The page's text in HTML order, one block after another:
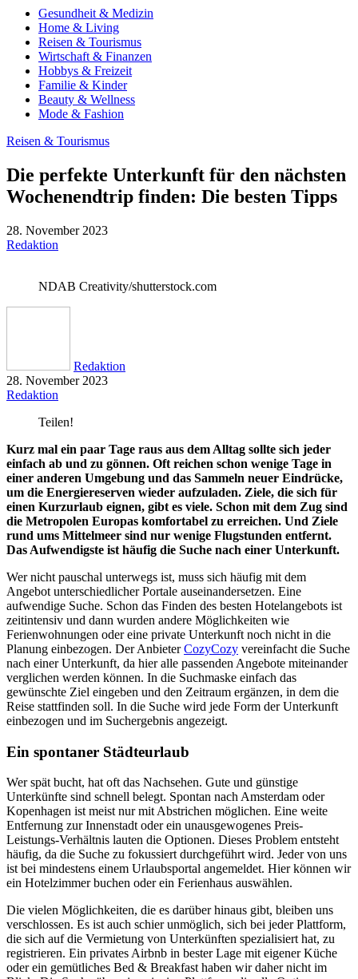
Gesundheit & Medizin
Home & Living
Reisen & Tourismus
Wirtschaft & Finanzen
Hobbys & Freizeit
Familie & Kinder
Beauty & Wellness
Mode & Fashion
Reisen & Tourismus
Die perfekte Unterkunft für den nächsten
Wochenendtrip finden: Die besten Tipps
28. November 2023
Redaktion
NDAB Creativity/shutterstock.com
Redaktion
28. November 2023
Redaktion
Teilen!
Kurz mal ein paar Tage raus aus dem Alltag sollte sich jeder
einfach ab und zu gönnen. Oft reichen schon wenige Tage in
einer anderen Umgebung und das Sammeln neuer Eindrücke,
um die Energiereserven wieder aufzuladen. Ziele, die sich für
einen Kurzurlaub eignen, gibt es viele. Schon mit dem Zug sind
die Metropolen Europas komfortabel zu erreichen. Und Ziele
rund ums Mittelmeer sind nur wenige Flugstunden entfernt.
Das Aufwendigste ist häufig die Suche nach einer Unterkunft.
Wer nicht pauschal unterwegs ist, muss sich häufig mit dem
Angebot unterschiedlicher Portale auseinandersetzen. Eine
aufwendige Suche. Schon das Finden des besten Hotelangebots ist
zeitintensiv und dann wurden andere Möglichkeiten wie
Ferienwohnungen oder eine private Unterkunft noch nicht in die
Planung einbezogen. Der AnbieterCozyCozy vereinfacht die Suche
nach einer Unterkunft, da hier alle passenden Angebote miteinander
verglichen werden können. In die Suchmaske einfach das
gewünschte Ziel eingeben und den Zeitraum ergänzen, in dem die
Reise stattfinden soll. In die Suche wird jede Form der Unterkunft
einbezogen und im Suchergebnis angezeigt.
Ein spontaner Städteurlaub
Wer spät bucht, hat oft das Nachsehen. Gute und günstige
Unterkünfte sind schnell belegt. Spontan nach Amsterdam oder
Kopenhagen ist meist nur mit Abstrichen möglichen. Eine weite
Entfernung zur Innenstadt oder ein unausgewogenes Preis-
Leistungs-Verhältnis lauten die Optionen. Dieses Problem entsteht
häufig, da die Suche zu fokussiert durchgeführt wird. Jeder von uns
ist bei mindestens einem Urlaubsportal angemeldet. Hier können wir
ein Hotelzimmer buchen oder ein Ferienhaus auswählen.
Die vielen Möglichkeiten, die es darüber hinaus gibt, bleiben uns
verschlossen. Es ist auch schier unmöglich, sich bei jeder Plattform,
die sich auf die Vermietung von Unterkünften spezialisiert hat, zu
registrieren. Ein privates Airbnb in bester Lage mit eigener Küche
oder ein gemütliches Bed & Breakfast haben wir daher nicht im